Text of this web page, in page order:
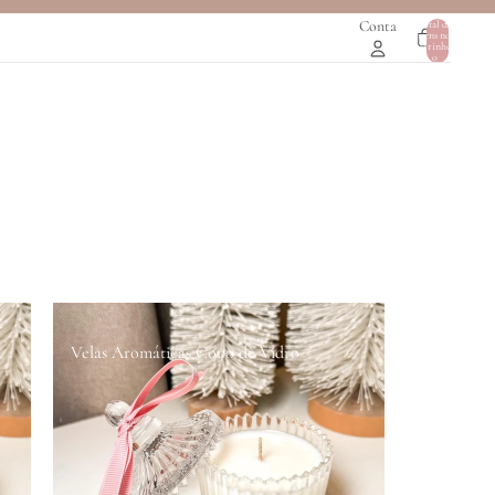
Conta
Total de
itens no
carrinho:
0
Velas Aromáticas Copo de Vidro